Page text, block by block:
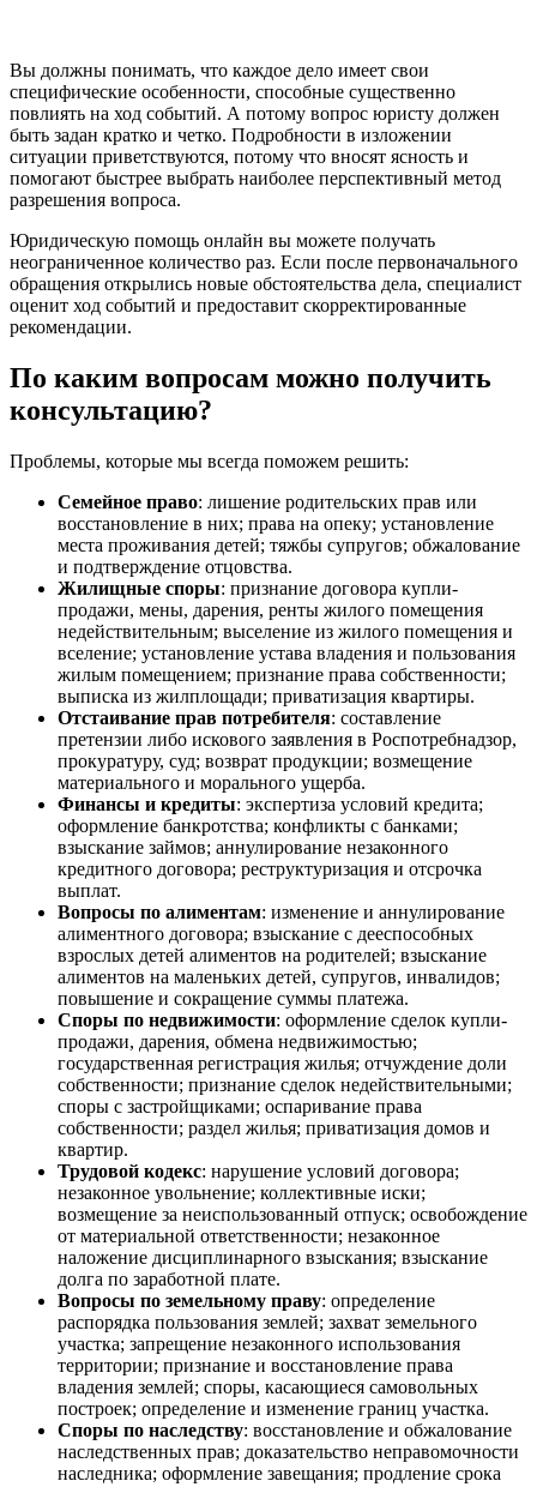
Вы должны понимать, что каждое дело имеет свои
специфические особенности, способные существенно
повлиять на ход событий. А потому вопрос юристу должен
быть задан кратко и четко. Подробности в изложении
ситуации приветствуются, потому что вносят ясность и
помогают быстрее выбрать наиболее перспективный метод
разрешения вопроса.
Юридическую помощь онлайн вы можете получать
неограниченное количество раз. Если после первоначального
обращения открылись новые обстоятельства дела, специалист
оценит ход событий и предоставит скорректированные
рекомендации.
По каким вопросам можно получить
консультацию?
Проблемы, которые мы всегда поможем решить:
Семейное право: лишение родительских прав или
восстановление в них; права на опеку; установление
места проживания детей; тяжбы супругов; обжалование
и подтверждение отцовства.
Жилищные споры: признание договора купли-
продажи, мены, дарения, ренты жилого помещения
недействительным; выселение из жилого помещения и
вселение; установление устава владения и пользования
жилым помещением; признание права собственности;
выписка из жилплощади; приватизация квартиры.
Отстаивание прав потребителя: составление
претензии либо искового заявления в Роспотребнадзор,
прокуратуру, суд; возврат продукции; возмещение
материального и морального ущерба.
Финансы и кредиты: экспертиза условий кредита;
оформление банкротства; конфликты с банками;
взыскание займов; аннулирование незаконного
кредитного договора; реструктуризация и отсрочка
выплат.
Вопросы по алиментам: изменение и аннулирование
алиментного договора; взыскание с дееспособных
взрослых детей алиментов на родителей; взыскание
алиментов на маленьких детей, супругов, инвалидов;
повышение и сокращение суммы платежа.
Споры по недвижимости: оформление сделок купли-
продажи, дарения, обмена недвижимостью;
государственная регистрация жилья; отчуждение доли
собственности; признание сделок недействительными;
споры с застройщиками; оспаривание права
собственности; раздел жилья; приватизация домов и
квартир.
Трудовой кодекс: нарушение условий договора;
незаконное увольнение; коллективные иски;
возмещение за неиспользованный отпуск; освобождение
от материальной ответственности; незаконное
наложение дисциплинарного взыскания; взыскание
долга по заработной плате.
Вопросы по земельному праву: определение
распорядка пользования землей; захват земельного
участка; запрещение незаконного использования
территории; признание и восстановление права
владения землей; споры, касающиеся самовольных
построек; определение и изменение границ участка.
Споры по наследству: восстановление и обжалование
наследственных прав; доказательство неправомочности
наследника; оформление завещания; продление срока